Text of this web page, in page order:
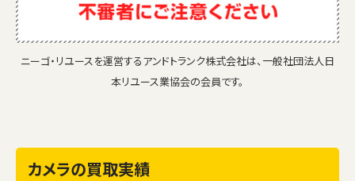
ニーゴ・リユースを運営するアンドトランク株式会社は、一般社団法人日
本リユース業協会の会員です。
カメラの買取実績